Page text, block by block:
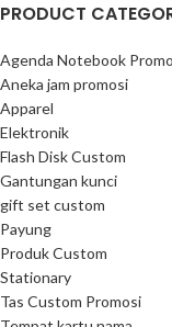
PRODUCT
Agenda Notebook
Aneka jam promosi
Apparel
Elektronik
Flash Disk Custom
Gantungan kunci
gift set custom
Payung
Produk Custom
Stationary
Tas Custom Promosi